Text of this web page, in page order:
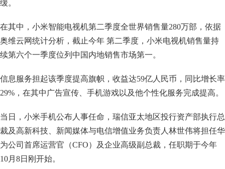
缓。
在其中，小米智能电视机第二季度全世界销售量280万部，依据
奥维云网统计分析，截止今年 第二季度，小米电视机销售量持
续第六个一季度位列中国内地销售市场第一。
信息服务担起该季度提高旗帜，收益达59亿人民币，同比增长率
29%，在其中广告宣传、手机游戏以及他个性化服务完成提高。
当日，小米手机公布人事任命，瑞信亚太地区投行资产部执行总
裁及高新科技、新闻媒体与电信增值业务负责人林世伟将担任华
为公司首席运营官（CFO）及企业高级副总裁，任职期于今年
10月8日刚开始。